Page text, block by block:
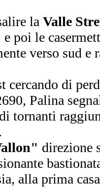
la Valle
e poi le
verso sud
cercando di
Palina
tornanti
direzione
alla prima